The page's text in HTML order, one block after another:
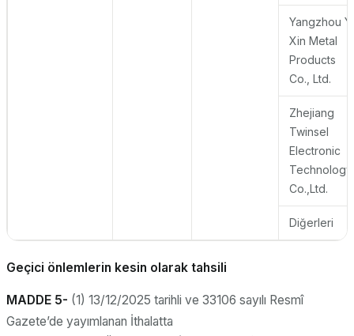
Yangzhou
Xin Metal
Products
Co., Ltd.
Zhejiang
Twinsel
Electronic
Technology
Co.,Ltd.
Diğerleri
Geçici önlemlerin kesin olarak tahsili
MADDE 5- (1) 13/12/2025 tarihli ve 33106 sayılı Resmî
Gazete’de yayımlanan İthalatta